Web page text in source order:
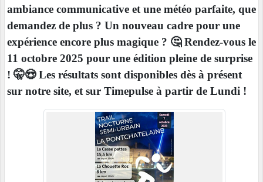
ambiance communicative et une météo parfaite, que
demandez de plus ? Un nouveau cadre pour une
expérience encore plus magique ? 🤔 Rendez-vous le
11 octobre 2025 pour une édition pleine de surprise
! 🤫😍 Les résultats sont disponibles dès à présent
sur notre site, et sur Timepulse à partir de Lundi !